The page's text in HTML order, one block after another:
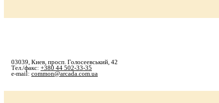
03039, Киев, просп. Голосеевський, 42
Тел./факс: +380 44 502-33-35
e-mail: common@arcada.com.ua